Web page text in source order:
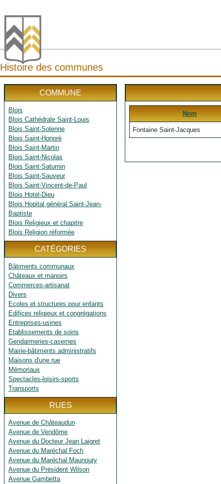
Histoire des communes
COMMUNE
Blois
Blois Cathédrale Saint-Louis
Blois Saint-Solenne
Blois Saint-Honoré
Blois Saint-Martin
Blois Saint-Nicolas
Blois Saint-Saturnin
Blois Saint-Sauveur
Blois Saint-Vincent-de-Paul
Blois Hotel-Dieu
Blois Hopital général Saint-Jean-
Baptiste
Blois Religieux et chapitre
Blois Religion réformée
CATÉGORIES
Bâtiments communaux
Châteaux et manoirs
Commerces-artisanat
Divers
Ecoles et structures pour enfants
Edifices religieux et congrégations
Entreprises-usines
Etablissements de soins
Gendarmeries-casernes
Mairie-bâtiments administratifs
Maisons d'une rue
Mémoriaux
Spectacles-loisirs-sports
Transports
RUES
Avenue de Châteaudun
Avenue de Vendôme
Avenue du Docteur Jean Laigret
Avenue du Maréchal Foch
Avenue du Maréchal Maunoury
Avenue du Président Wilson
Avenue Gambetta
Nom
Fontaine Saint-Jacques